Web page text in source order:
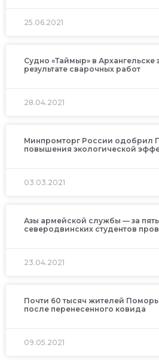
25.06.2021
Судно «Таймыр» в Архангельске
результате сварочных работ
28.04.2021
Минпромторг России одобрил
повышения экологической
03.03.2021
Азы армейской службы — за
северодвинских студентов
23.04.2021
Почти 60 тысяч жителей
после перенесенного ковида
09.05.2021